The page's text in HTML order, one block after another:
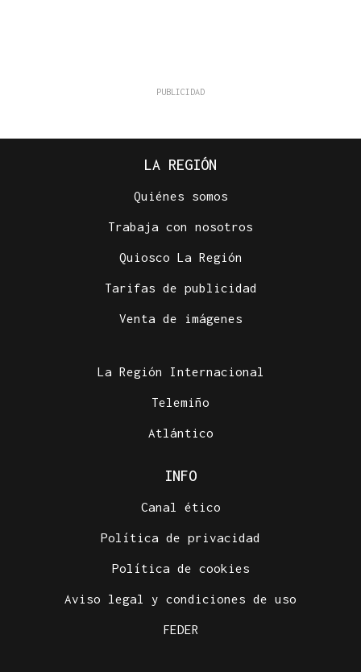
LA REGIÓN
Quiénes somos
Trabaja con nosotros
Quiosco La Región
Tarifas de publicidad
Venta de imágenes
La Región Internacional
Telemiño
Atlántico
INFO
Canal ético
Política de privacidad
Política de cookies
Aviso legal y condiciones de uso
FEDER